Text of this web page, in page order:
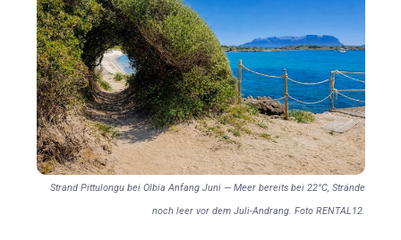
Strand Pittulongu bei Olbia Anfang Juni — Meer bereits bei 22°C, Strände
noch leer vor dem Juli-Andrang. Foto RENTAL12.